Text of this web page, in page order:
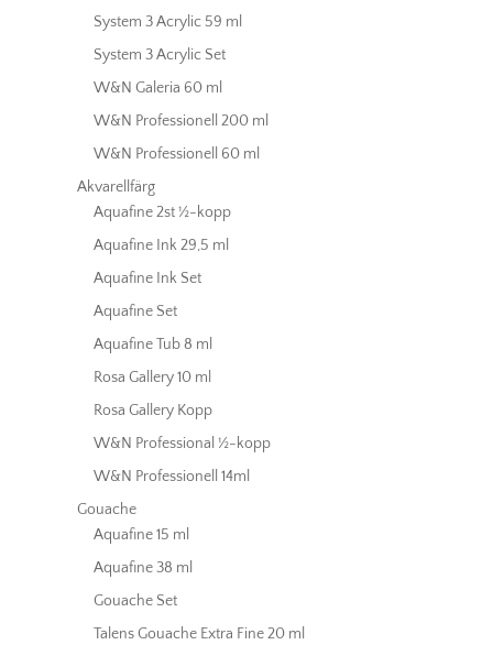
System 3 Acrylic 59 ml
System 3 Acrylic Set
W&N Galeria 60 ml
W&N Professionell 200 ml
W&N Professionell 60 ml
Akvarellfärg
Aquafine 2st ½-kopp
Aquafine Ink 29,5 ml
Aquafine Ink Set
Aquafine Set
Aquafine Tub 8 ml
Rosa Gallery 10 ml
Rosa Gallery Kopp
W&N Professional ½-kopp
W&N Professionell 14ml
Gouache
Aquafine 15 ml
Aquafine 38 ml
Gouache Set
Talens Gouache Extra Fine 20 ml